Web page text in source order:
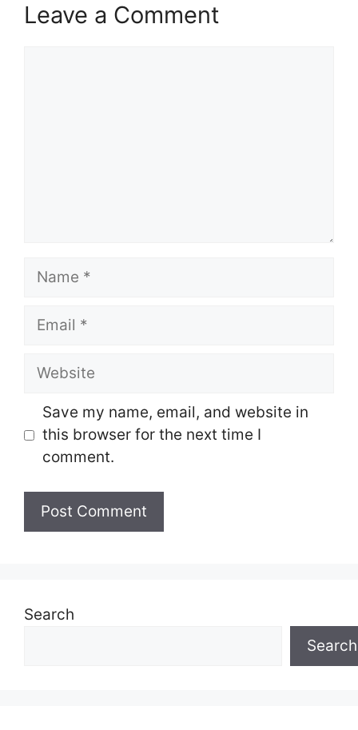
Leave a Comment
Name
Email
Website
Save my name, email, and website in
this browser for the next time I
comment.
Search
Search